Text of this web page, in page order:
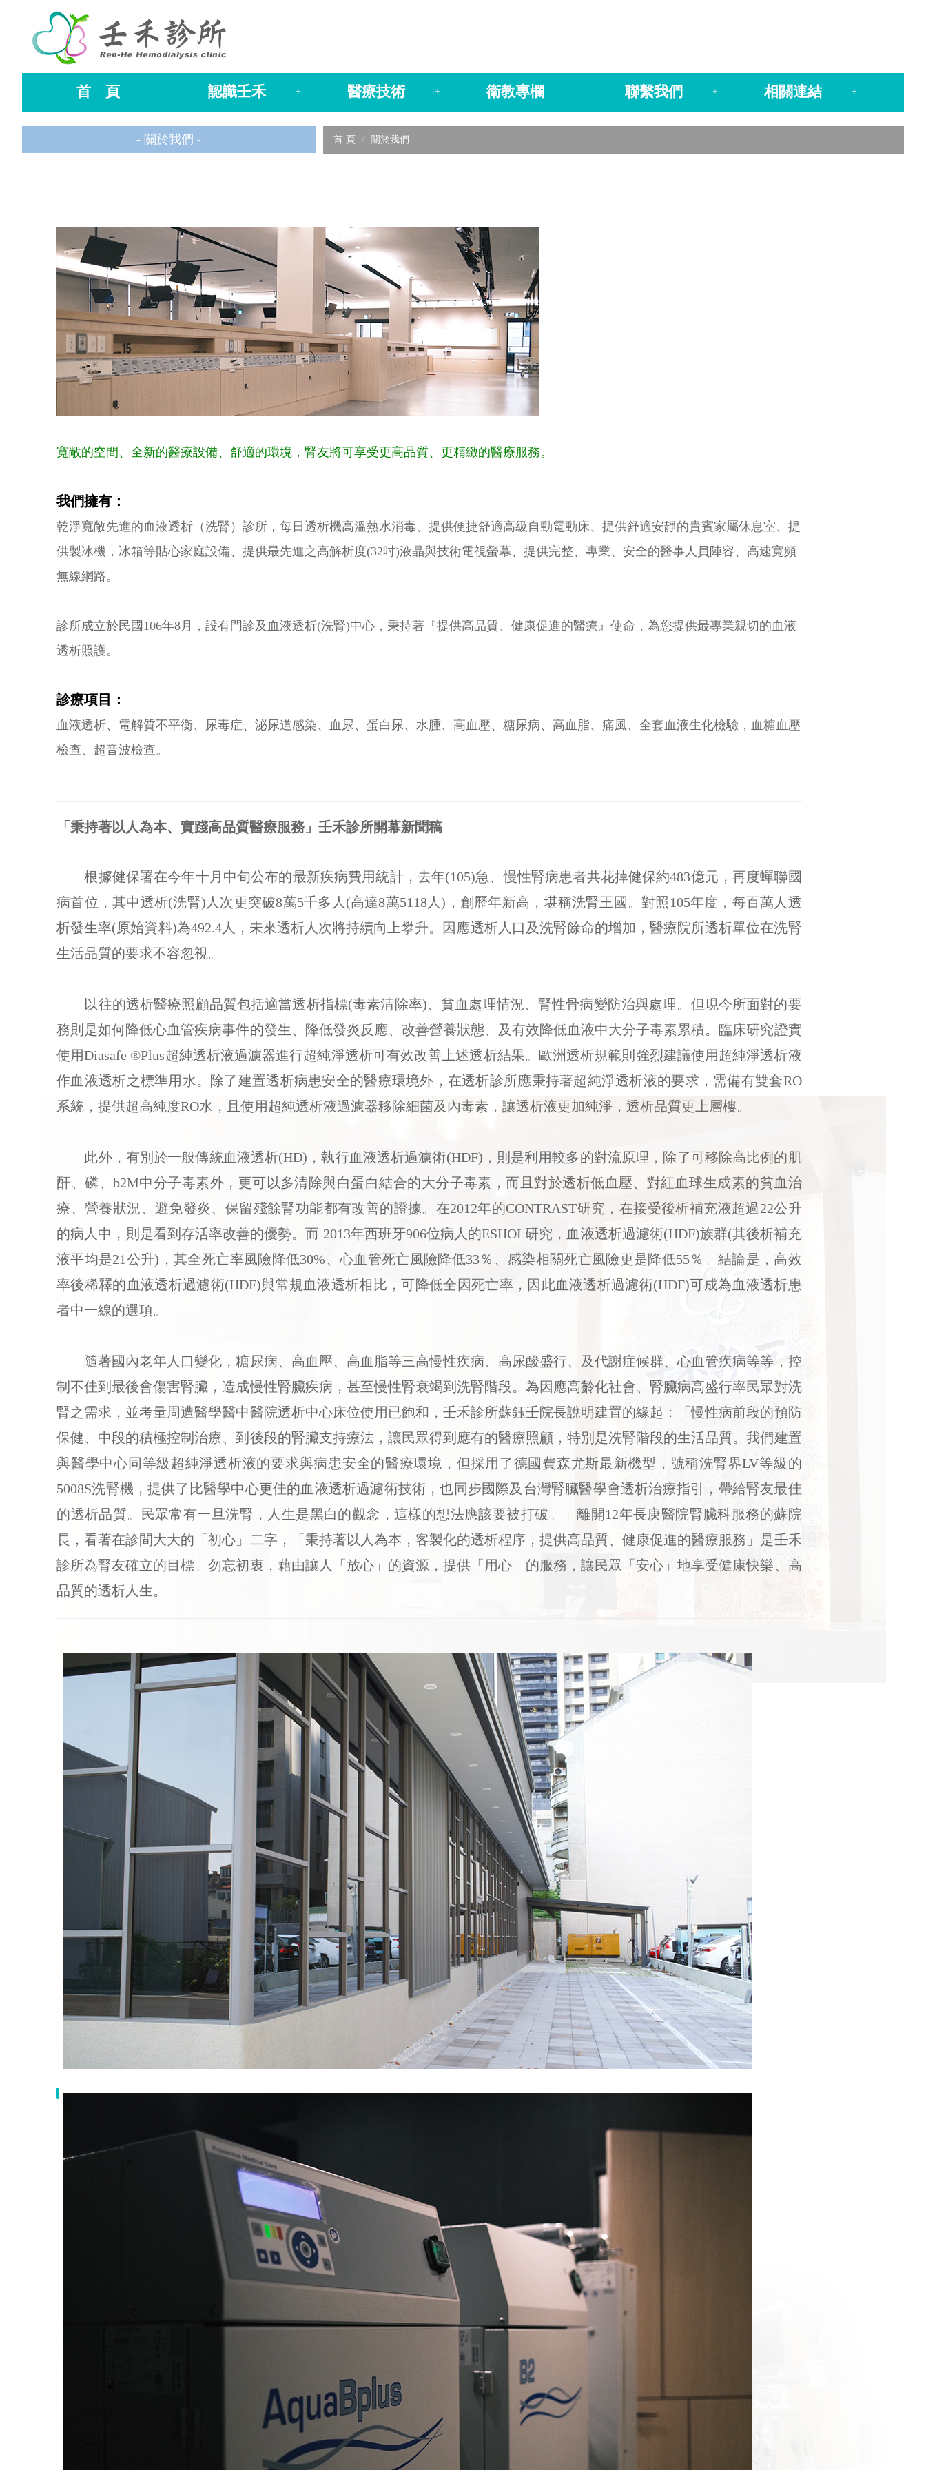
首 頁 認識壬禾 + 醫療技術 + 衛教專欄 聯繫我們 + 相關連結 +
- 關於我們 - 首 頁 關於我們
寬敞的空間、全新的醫療設備、舒適的環境，腎友將可享受更高品質、更精緻的醫療服務。
我們擁有：
乾淨寬敞先進的血液透析（洗腎）診所，每日透析機高溫熱水消毒、提供便捷舒適高級自動電動床、提供舒適安靜的貴賓家屬休息室、提
供製冰機，冰箱等貼心家庭設備、提供最先進之高解析度(32吋)液晶與技術電視螢幕、提供完整、專業、安全的醫事人員陣容、高速寬頻
無線網路。
診所成立於民國106年8月，設有門診及血液透析(洗腎)中心，秉持著『提供高品質、健康促進的醫療』使命，為您提供最專業親切的血液
透析照護。
診療項目：
血液透析、電解質不平衡、尿毒症、泌尿道感染、血尿、蛋白尿、水腫、高血壓、糖尿病、高血脂、痛風、全套血液生化檢驗，血糖血壓
檢查、超音波檢查。
「秉持著以人為本、實踐高品質醫療服務」壬禾診所開幕新聞稿
根據健保署在今年十月中旬公布的最新疾病費用統計，去年(105)急、慢性腎病患者共花掉健保約483億元，再度蟬聯國
病首位，其中透析(洗腎)人次更突破8萬5千多人(高達8萬5118人)，創歷年新高，堪稱洗腎王國。對照105年度，每百萬人透
析發生率(原始資料)為492.4人，未來透析人次將持續向上攀升。因應透析人口及洗腎餘命的增加，醫療院所透析單位在洗腎
生活品質的要求不容忽視。
以往的透析醫療照顧品質包括適當透析指標(毒素清除率)、貧血處理情況、腎性骨病變防治與處理。但現今所面對的要
務則是如何降低心血管疾病事件的發生、降低發炎反應、改善營養狀態、及有效降低血液中大分子毒素累積。臨床研究證實
使用Diasafe ®Plus超純透析液過濾器進行超純淨透析可有效改善上述透析結果。歐洲透析規範則強烈建議使用超純淨透析液
作血液透析之標準用水。除了建置透析病患安全的醫療環境外，在透析診所應秉持著超純淨透析液的要求，需備有雙套RO
系統，提供超高純度RO水，且使用超純透析液過濾器移除細菌及內毒素，讓透析液更加純淨，透析品質更上層樓。
此外，有別於一般傳統血液透析(HD)，執行血液透析過濾術(HDF)，則是利用較多的對流原理，除了可移除高比例的肌
酐、磷、b2M中分子毒素外，更可以多清除與白蛋白結合的大分子毒素，而且對於透析低血壓、對紅血球生成素的貧血治
療、營養狀況、避免發炎、保留殘餘腎功能都有改善的證據。在2012年的CONTRAST研究，在接受後析補充液超過22公升
的病人中，則是看到存活率改善的優勢。而 2013年西班牙906位病人的ESHOL研究，血液透析過濾術(HDF)族群(其後析補充
液平均是21公升)，其全死亡率風險降低30%、心血管死亡風險降低33％、感染相關死亡風險更是降低55％。結論是，高效
率後稀釋的血液透析過濾術(HDF)與常規血液透析相比，可降低全因死亡率，因此血液透析過濾術(HDF)可成為血液透析患
者中一線的選項。
隨著國內老年人口變化，糖尿病、高血壓、高血脂等三高慢性疾病、高尿酸盛行、及代謝症候群、心血管疾病等等，控
制不佳到最後會傷害腎臟，造成慢性腎臟疾病，甚至慢性腎衰竭到洗腎階段。為因應高齡化社會、腎臟病高盛行率民眾對洗
腎之需求，並考量周遭醫學醫中醫院透析中心床位使用已飽和，壬禾診所蘇鈺壬院長說明建置的緣起：「慢性病前段的預防
保健、中段的積極控制治療、到後段的腎臟支持療法，讓民眾得到應有的醫療照顧，特別是洗腎階段的生活品質。我們建置
與醫學中心同等級超純淨透析液的要求與病患安全的醫療環境，但採用了德國費森尤斯最新機型，號稱洗腎界LV等級的
5008S洗腎機，提供了比醫學中心更佳的血液透析過濾術技術，也同步國際及台灣腎臟醫學會透析治療指引，帶給腎友最佳
的透析品質。民眾常有一旦洗腎，人生是黑白的觀念，這樣的想法應該要被打破。」離開12年長庚醫院腎臟科服務的蘇院
長，看著在診間大大的「初心」二字，「秉持著以人為本，客製化的透析程序，提供高品質、健康促進的醫療服務」是壬禾
診所為腎友確立的目標。勿忘初衷，藉由讓人「放心」的資源，提供「用心」的服務，讓民眾「安心」地享受健康快樂、高
品質的透析人生。